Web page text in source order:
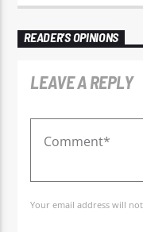
READER'S OPINIONS
LEAVE A REPLY
Your email address will